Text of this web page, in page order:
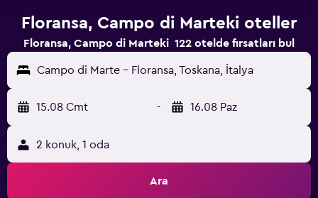
Floransa, Campo di Marteki oteller
Floransa, Campo di Marteki 122 otelde fırsatları bul
Campo di Marte - Floransa, Toskana, İtalya
15.08 Cmt - 16.08 Paz
2 konuk, 1 oda
Ara